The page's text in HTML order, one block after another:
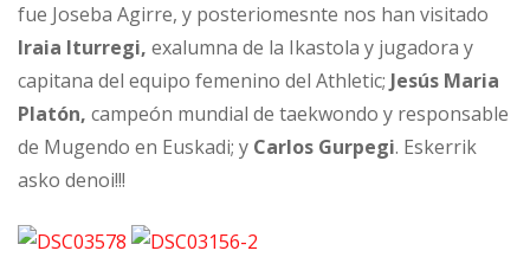
fue Joseba Agirre, y posteriomesnte nos han visitado
Iraia Iturregi, exalumna de la Ikastola y jugadora y
capitana del equipo femenino del Athletic; Jesús Maria
Platón, campeón mundial de taekwondo y responsable
de Mugendo en Euskadi; y Carlos Gurpegi. Eskerrik
asko denoi!!!